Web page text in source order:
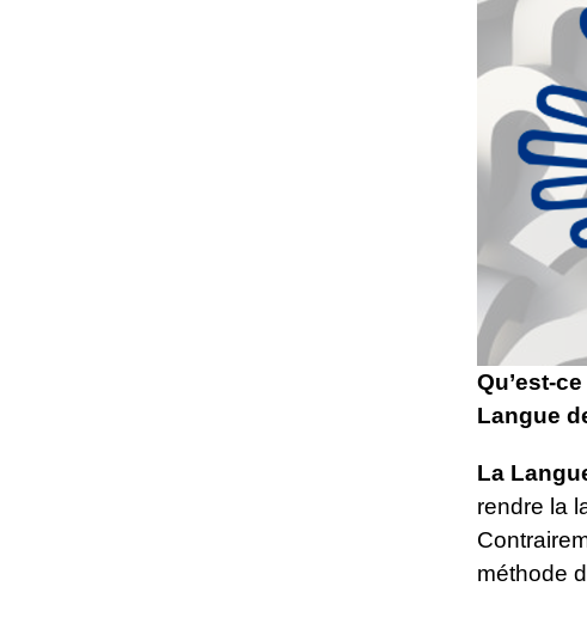
Qu’est-
Langue
La
rendre la
méthode